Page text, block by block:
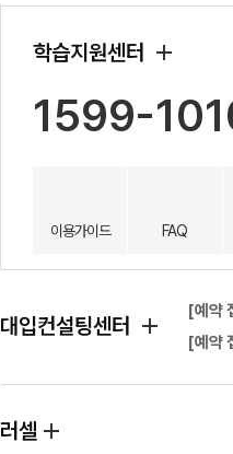
학습지원센터
1599-
이용가이드 FAQ
대입컨설팅센터
[예약
[예약
러셀